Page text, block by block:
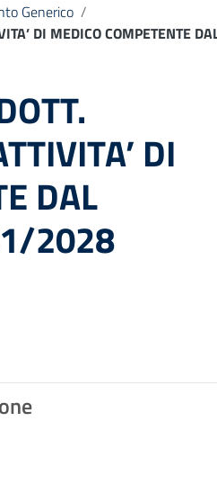
Generico /
DI MEDICO
DI
DAL
2028